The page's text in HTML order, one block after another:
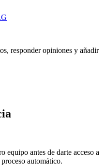
responder opiniones y añadir
equipo antes de darte acceso a
automático.